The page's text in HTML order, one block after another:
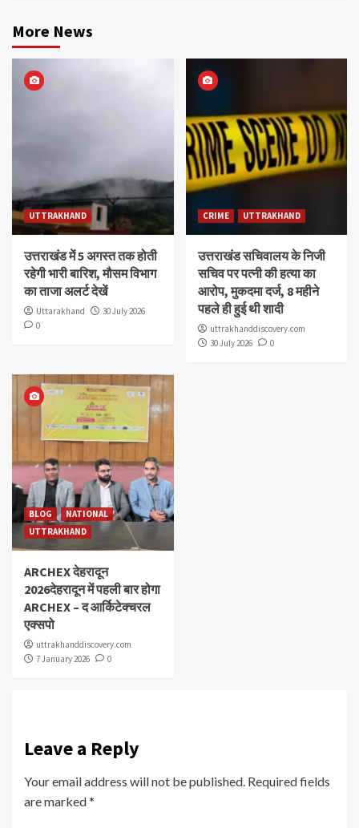
More News
UTTRAKHAND
उत्तराखंड में 5 अगस्त तक होती
रहेगी भारी बारिश, मौसम विभाग
का ताजा अलर्ट देखें
Uttarakhand
30 July 2026
0
CRIME UTTRAKHAND
उत्तराखंड सचिवालय के निजी
सचिव पर पत्नी की हत्या का
आरोप, मुकदमा दर्ज, 8 महीने
पहले ही हुई थी शादी
uttrakhanddiscovery.com
30 July 2026
0
BLOG
NATIONAL
UTTRAKHAND
ARCHEX देहरादून
2026देहरादून में पहली बार होगा
ARCHEX – द आर्किटेक्चरल
एक्सपो
uttrakhanddiscovery.com
7 January 2026
0
Leave a Reply
Your email address will not be published. Required fields
are marked*